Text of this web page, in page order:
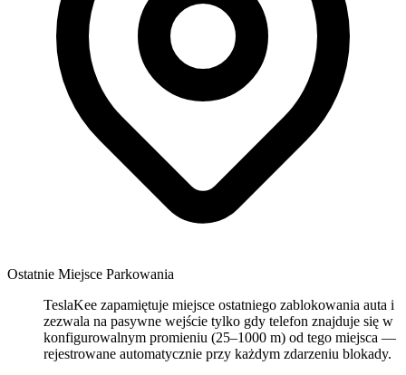
Ostatnie Miejsce Parkowania
TeslaKee zapamiętuje miejsce ostatniego zablokowania auta i
zezwala na pasywne wejście tylko gdy telefon znajduje się w
konfigurowalnym promieniu (25–1000 m) od tego miejsca —
rejestrowane automatycznie przy każdym zdarzeniu blokady.